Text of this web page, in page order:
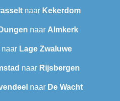
naar Kekerdom
naar Almkerk
naar Lage Zwaluwe
naar Rijsbergen
naar De Wacht